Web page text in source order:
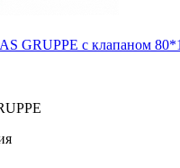
GRUPPE с клапаном